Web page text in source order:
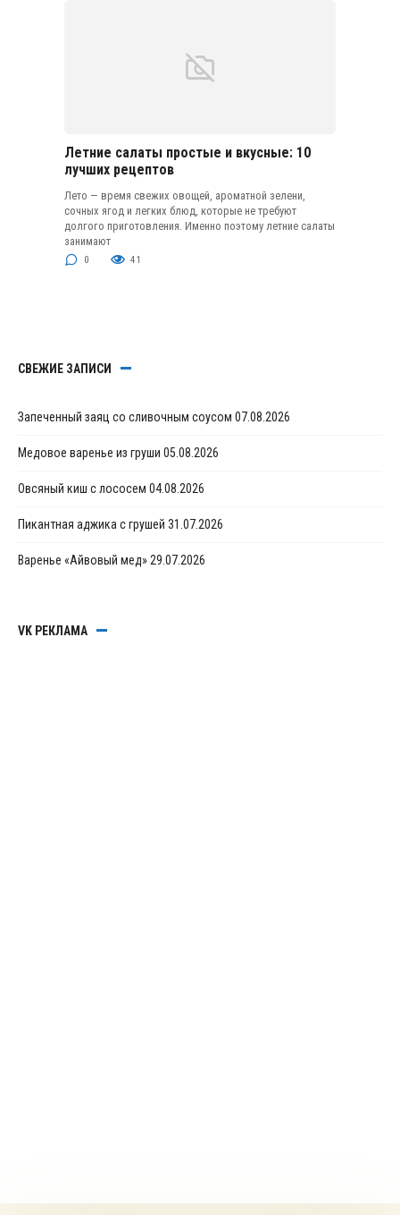
Летние салаты простые и вкусные: 10
лучших рецептов
Лето — время свежих овощей, ароматной зелени,
сочных ягод и легких блюд, которые не требуют
долгого приготовления. Именно поэтому летние салаты
занимают
0 41
СВЕЖИЕ ЗАПИСИ
Запеченный заяц со сливочным соусом 07.08.2026
Медовое варенье из груши 05.08.2026
Овсяный киш с лососем 04.08.2026
Пикантная аджика с грушей 31.07.2026
Варенье «Айвовый мед» 29.07.2026
VK РЕКЛАМА